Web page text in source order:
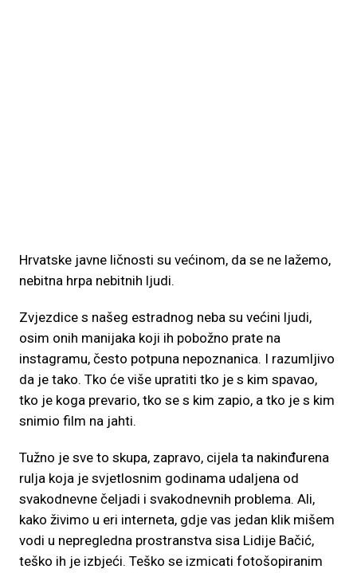
Hrvatske javne ličnosti su većinom, da se ne lažemo,
nebitna hrpa nebitnih ljudi.
Zvjezdice s našeg estradnog neba su većini ljudi,
osim onih manijaka koji ih pobožno prate na
instagramu, često potpuna nepoznanica. I razumljivo
da je tako. Tko će više upratiti tko je s kim spavao,
tko je koga prevario, tko se s kim zapio, a tko je s kim
snimio film na jahti.
Tužno je sve to skupa, zapravo, cijela ta nakinđurena
rulja koja je svjetlosnim godinama udaljena od
svakodnevne čeljadi i svakodnevnih problema. Ali,
kako živimo u eri interneta, gdje vas jedan klik mišem
vodi u nepregledna prostranstva sisa Lidije Bačić,
teško ih je izbjeći. Teško se izmicati fotošopiranim